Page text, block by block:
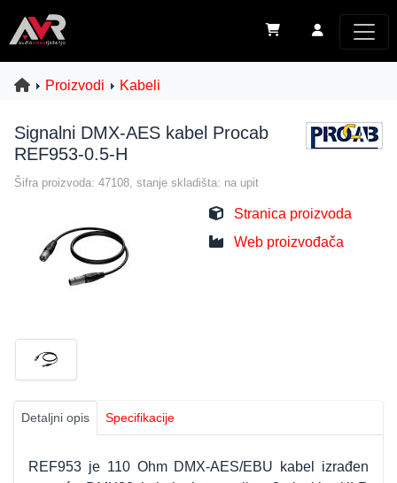
Proizvodi Kabeli
Signalni DMX-AES kabel Procab
REF953-0.5-H
Šifra proizvoda: 47108, stanje skladišta: na upit
Stranica proizvoda
Web proizvođača
Detaljni opis Specifikacije
REF953 je 110 Ohm DMX-AES/EBU kabel izrađen